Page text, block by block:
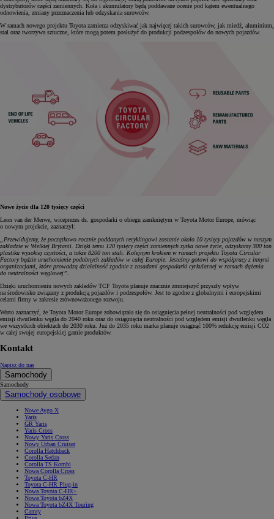
dystrybutorów części zamiennych. Koła i akumulatory będą poddawane ocenie pod kątem ewentualnego
odnowienia, zmiany przeznaczenia lub odzyskania surowców.
W ramach nowego projektu Toyota zamierza odzyskiwać jak najwięcej takich surowców, jak miedź, aluminium,
stal oraz tworzywa sztuczne, które mogą potem posłużyć do produkcji podzespołów do nowych pojazdów.
Nowe życie dla 120 tysięcy części
Leon van der Merwe, wiceprezes ds. gospodarki o obiegu zamkniętym w Toyota Motor Europe, mówiąc
o nowym projekcie, zaznaczył:
„Przewidujemy, że początkowo rocznie poddanych recyklingowi zostanie około 10 tysięcy pojazdów w naszym
zakładzie w Wielkiej Brytanii. Dzięki temu 120 tysięcy części zamiennych zyska nowe życie, odzyskamy 300 ton
plastiku wysokiej czystości, a także 8200 ton stali. Kolejnym krokiem w ramach projektu Toyota Circular
Factory będzie uruchomienie podobnych zakładów w całej Europie. Jesteśmy gotowi do współpracy z innymi
organizacjami, które prowadzą działalność zgodnie z zasadami gospodarki cyrkularnej w ramach dążenia
do neutralności węglowej”.
Dzięki uruchomieniu nowych zakładów TCF Toyota planuje znacznie zmniejszyć przyszły wpływ
na środowisko związany z produkcją pojazdów i podzespołów. Jest to zgodne z globalnymi i europejskimi
celami firmy w zakresie zrównoważonego rozwoju.
Warto zaznaczyć, że Toyota Motor Europe zobowiązała się do osiągnięcia pełnej neutralności pod względem
emisji dwutlenku węgla do 2040 roku oraz do osiągnięcia neutralności pod względem emisji dwutlenku węgla
we wszystkich obiektach do 2030 roku. Już do 2035 roku marka planuje osiągnąć 100% redukcję emisji CO2
w całej swojej europejskiej gamie produktów.
Kontakt
Napisz do nas
Samochody
Samochody
Samochody osobowe
Nowe Aygo X
Yaris
GR Yaris
Yaris Cross
Nowy Yaris Cross
Nowy Urban Cruiser
Corolla Hatchback
Corolla Sedan
Corolla TS Kombi
Nowa Corolla Cross
Toyota C-HR
Toyota C-HR Plug-in
Nowa Toyota C-HR+
Nowa Toyota bZ4X
Nowa Toyota bZ4X Touring
Camry